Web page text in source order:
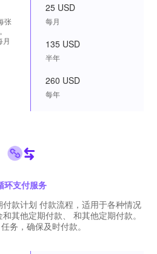
张
月
25 USD
每月
135 USD
半年
260 USD
每年
环支付服务
款计划 付款流程，适用于各种情况
其他定期付款、 和其他定期付款。
务，确保及时付款。